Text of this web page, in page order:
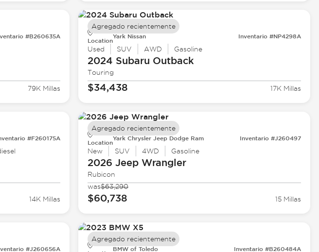
#B260635A
79K Millas
Location
Yark Nissan Inventario #NP4298A
Used SUV AWD Gasoline
2024 Subaru Outback
Touring
$34,438 17K Millas
Agregado recientemente
#F260175A
14K Millas
Location
Yark Chrysler Jeep Dodge Ram Inventario #J260497
New SUV 4WD Gasoline
2026 JeepWrangler
Rubicon
was$63,290
$60,738 15 Millas
Agregado recientemente
#J260656A BMW of Toledo Inventario #B260484A
Agregado recientemente